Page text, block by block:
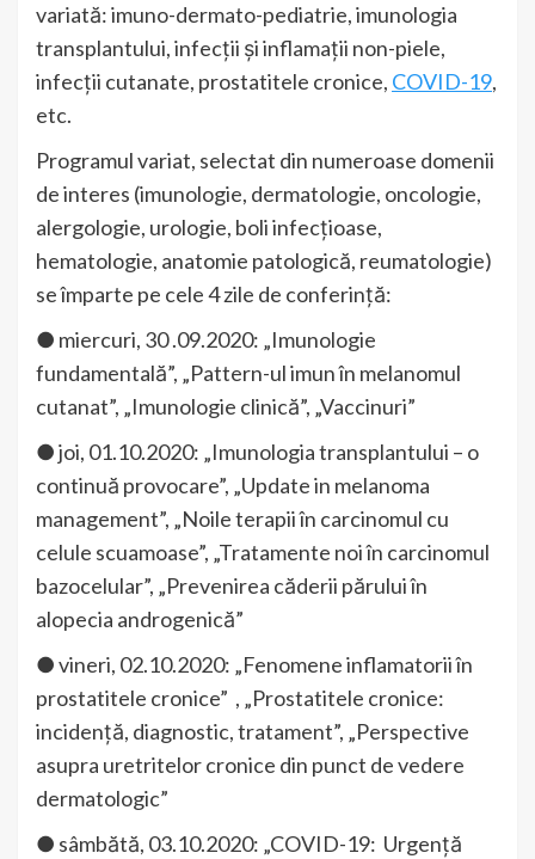
variată: imuno-dermato-pediatrie, imunologia
transplantului, infecții și inflamații non-piele,
infecții cutanate, prostatitele cronice, COVID-19,
etc.
Programul variat, selectat din numeroase domenii
de interes (imunologie, dermatologie, oncologie,
alergologie, urologie, boli infecțioase,
hematologie, anatomie patologică, reumatologie)
se împarte pe cele 4 zile de conferință:
● miercuri, 30 .09.2020: „Imunologie
fundamentală”, „Pattern-ul imun în melanomul
cutanat”, „Imunologie clinică”, „Vaccinuri”
● joi, 01.10.2020: „Imunologia transplantului – o
continuă provocare”, „Update in melanoma
management”, „Noile terapii în carcinomul cu
celule scuamoase”, „Tratamente noi în carcinomul
bazocelular”, „Prevenirea căderii părului în
alopecia androgenică”
● vineri, 02.10.2020: „Fenomene inflamatorii în
prostatitele cronice” , „Prostatitele cronice:
incidență, diagnostic, tratament”, „Perspective
asupra uretritelor cronice din punct de vedere
dermatologic”
● sâmbătă, 03.10.2020: „COVID-19: Urgență